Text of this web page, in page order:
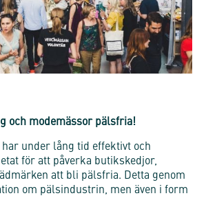
och modemässor pälsfria!
under lång tid effektivt och
för att påverka butikskedjor,
att bli pälsfria. Detta genom
om pälsindustrin, men även i form